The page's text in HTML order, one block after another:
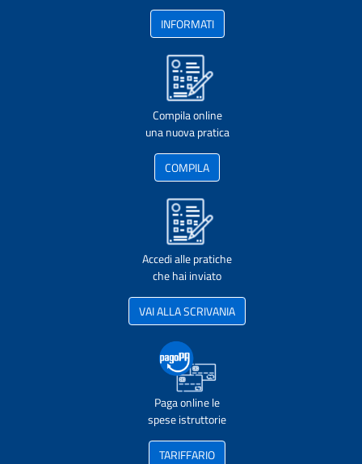
INFORMATI
Compila online
una nuova pratica
COMPILA
Accedi alle pratiche
che hai inviato
VAI ALLA SCRIVANIA
Paga online le
spese istruttorie
TARIFFARIO